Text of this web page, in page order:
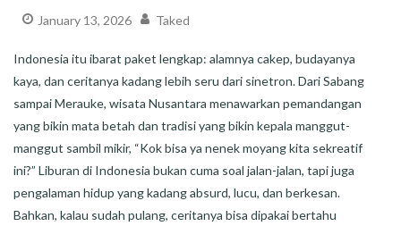
January 13, 2026 Taked
Indonesia itu ibarat paket lengkap: alamnya cakep, budayanya
kaya, dan ceritanya kadang lebih seru dari sinetron. Dari Sabang
sampai Merauke, wisata Nusantara menawarkan pemandangan
yang bikin mata betah dan tradisi yang bikin kepala manggut-
manggut sambil mikir, “Kok bisa ya nenek moyang kita sekreatif
ini?” Liburan di Indonesia bukan cuma soal jalan-jalan, tapi juga
pengalaman hidup yang kadang absurd, lucu, dan berkesan.
Bahkan, kalau sudah pulang, ceritanya bisa dipakai bertahu